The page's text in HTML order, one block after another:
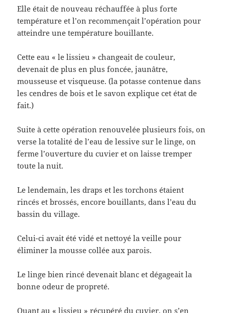
Elle était de nouveau réchauffée à plus forte
température et l’on recommençait l’opération pour
atteindre une température bouillante.
Cette eau « le lissieu » changeait de couleur,
devenait de plus en plus foncée, jaunâtre,
mousseuse et visqueuse. (la potasse contenue dans
les cendres de bois et le savon explique cet état de
fait.)
Suite à cette opération renouvelée plusieurs fois, on
verse la totalité de l’eau de lessive sur le linge, on
ferme l’ouverture du cuvier et on laisse tremper
toute la nuit.
Le lendemain, les draps et les torchons étaient
rincés et brossés, encore bouillants, dans l’eau du
bassin du village.
Celui-ci avait été vidé et nettoyé la veille pour
éliminer la mousse collée aux parois.
Le linge bien rincé devenait blanc et dégageait la
bonne odeur de propreté.
Quant au « lissieu » récupéré du cuvier, on s’en